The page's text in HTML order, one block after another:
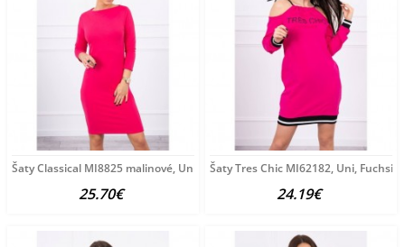
Šaty Classical MI8825 malinové, Uni, Fuchsia
25.70€
Šaty Tres Chic MI62182, Uni, Fuchsia
24.19€